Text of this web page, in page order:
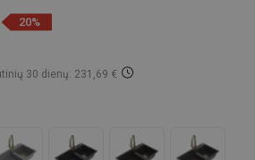
20%
30 dienų: 231,69 €